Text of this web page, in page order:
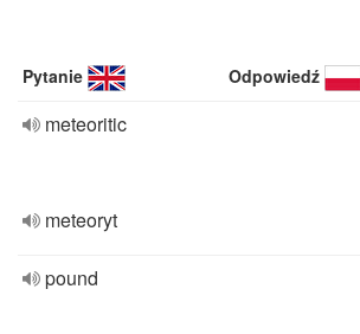
Pytanie Odpowiedź
meteoritic
meteoryt
pound